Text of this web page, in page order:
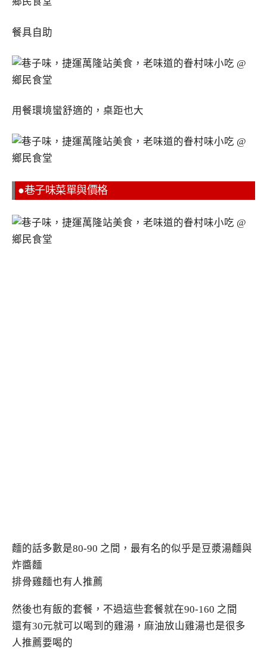
餐具自助
用餐環境蠻舒適的，桌距也大
●巷子味菜單與價格
麵的話多數是80-90 之間，最有名的似乎是豆漿湯麵與
炸醬麵
排骨雞麵也有人推薦
然後也有飯的套餐，不過這些套餐就在90-160 之間
還有30元就可以喝到的雞湯，麻油放山雞湯也是很多
人推薦要喝的